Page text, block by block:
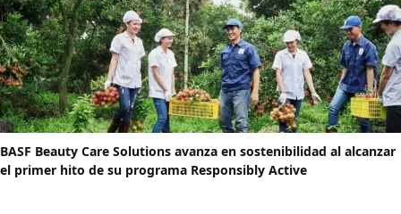
BASF Beauty Care Solutions avanza en sostenibilidad al alcanzar
el primer hito de su programa Responsibly Active